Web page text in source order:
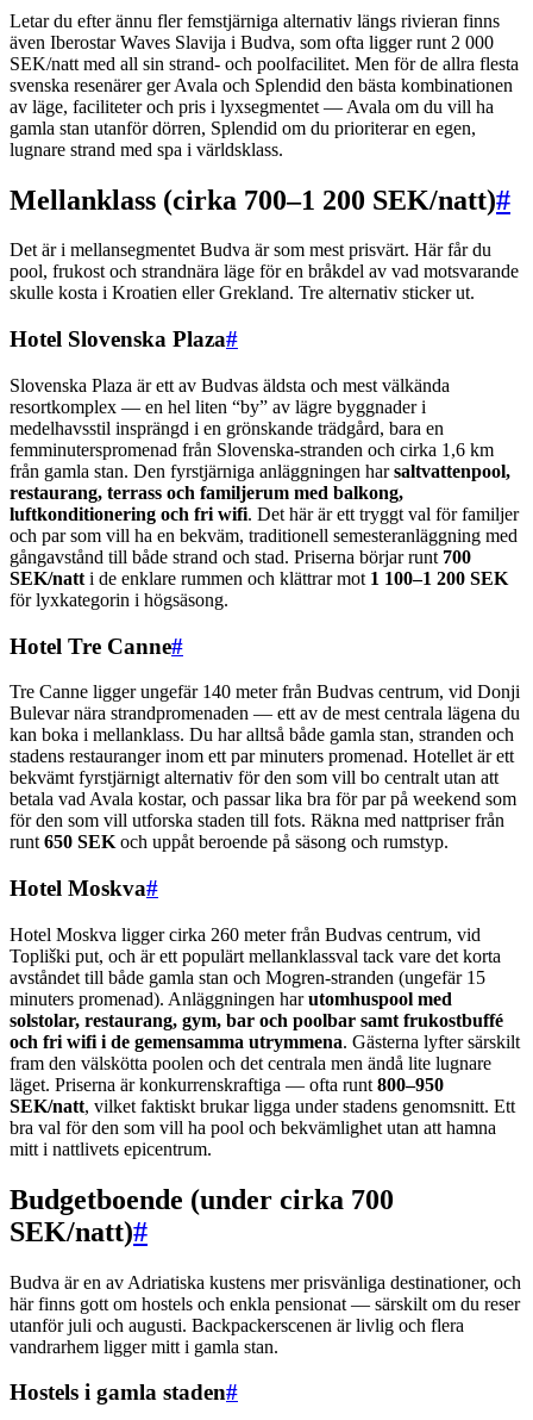
Letar du efter ännu fler femstjärniga alternativ längs rivieran finns
även Iberostar Waves Slavija i Budva, som ofta ligger runt 2 000
SEK/natt med all sin strand- och poolfacilitet. Men för de allra flesta
svenska resenärer ger Avala och Splendid den bästa kombinationen
av läge, faciliteter och pris i lyxsegmentet — Avala om du vill ha
gamla stan utanför dörren, Splendid om du prioriterar en egen,
lugnare strand med spa i världsklass.
Mellanklass (cirka 700–1 200 SEK/natt)#
Det är i mellansegmentet Budva är som mest prisvärt. Här får du
pool, frukost och strandnära läge för en bråkdel av vad motsvarande
skulle kosta i Kroatien eller Grekland. Tre alternativ sticker ut.
Hotel Slovenska Plaza#
Slovenska Plaza är ett av Budvas äldsta och mest välkända
resortkomplex — en hel liten “by” av lägre byggnader i
medelhavsstil insprängd i en grönskande trädgård, bara en
femminuterspromenad från Slovenska-stranden och cirka 1,6 km
från gamla stan. Den fyrstjärniga anläggningen harsaltvattenpool,
restaurang, terrass och familjerum med balkong,
luftkonditionering och fri wifi. Det här är ett tryggt val för familjer
och par som vill ha en bekväm, traditionell semesteranläggning med
gångavstånd till både strand och stad. Priserna börjar runt 700
SEK/natt i de enklare rummen och klättrar mot 1 100–1 200 SEK
för lyxkategorin i högsäsong.
Hotel Tre Canne#
Tre Canne ligger ungefär 140 meter från Budvas centrum, vid Donji
Bulevar nära strandpromenaden — ett av de mest centrala lägena du
kan boka i mellanklass. Du har alltså både gamla stan, stranden och
stadens restauranger inom ett par minuters promenad. Hotellet är ett
bekvämt fyrstjärnigt alternativ för den som vill bo centralt utan att
betala vad Avala kostar, och passar lika bra för par på weekend som
för den som vill utforska staden till fots. Räkna med nattpriser från
runt 650 SEK och uppåt beroende på säsong och rumstyp.
Hotel Moskva#
Hotel Moskva ligger cirka 260 meter från Budvas centrum, vid
Topliški put, och är ett populärt mellanklassval tack vare det korta
avståndet till både gamla stan och Mogren-stranden (ungefär 15
minuters promenad). Anläggningen harutomhuspool med
solstolar, restaurang, gym, bar och poolbar samt frukostbuffé
och fri wifi i de gemensamma utrymmena. Gästerna lyfter särskilt
fram den välskötta poolen och det centrala men ändå lite lugnare
läget. Priserna är konkurrenskraftiga — ofta runt 800–950
SEK/natt, vilket faktiskt brukar ligga under stadens genomsnitt. Ett
bra val för den som vill ha pool och bekvämlighet utan att hamna
mitt i nattlivets epicentrum.
Budgetboende (under cirka 700
SEK/natt)#
Budva är en av Adriatiska kustens mer prisvänliga destinationer, och
här finns gott om hostels och enkla pensionat — särskilt om du reser
utanför juli och augusti. Backpackerscenen är livlig och flera
vandrarhem ligger mitt i gamla stan.
Hostels i gamla staden#